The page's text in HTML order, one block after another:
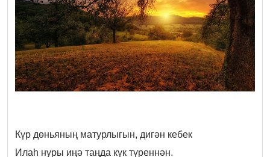
Күр дөньяның матурлыгын, дигән кебек
Илаһ нуры иңә таңда күк түреннән.